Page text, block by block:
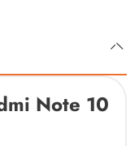
Note 10